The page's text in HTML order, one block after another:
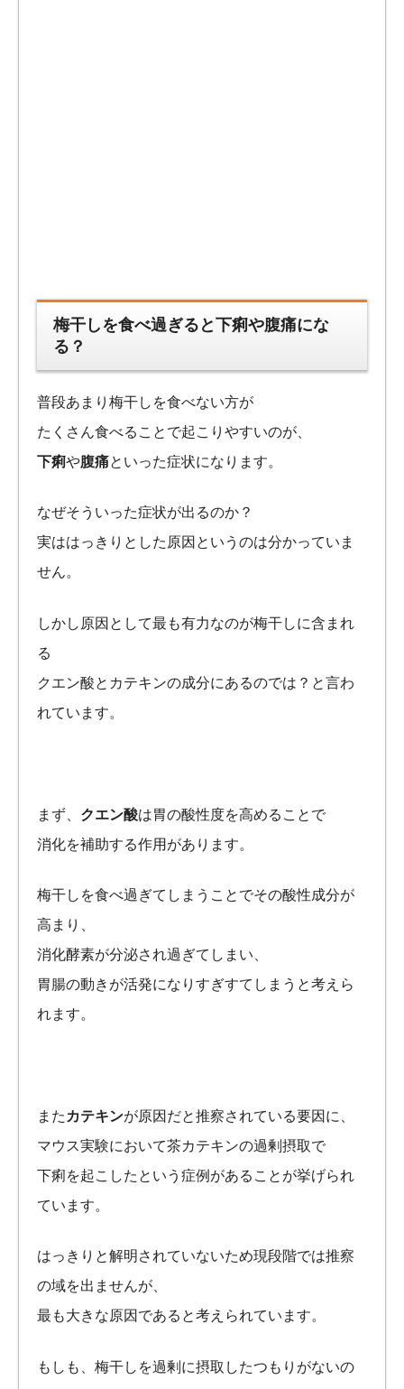
梅干しを食べ過ぎると下痢や腹痛にな
る？
普段あまり梅干しを食べない方が
たくさん食べることで起こりやすいのが、
下痢や腹痛といった症状になります。
なぜそういった症状が出るのか？
実ははっきりとした原因というのは分かっていま
せん。
しかし原因として最も有力なのが梅干しに含まれ
る
クエン酸とカテキンの成分にあるのでは？と言わ
れています。
まず、 クエン酸は胃の酸性度を高めることで
消化を補助する作用があります。
梅干しを食べ過ぎてしまうことでその酸性成分が
高まり、
消化酵素が分泌され過ぎてしまい、
胃腸の動きが活発になりすぎすてしまうと考えら
れます。
また カテキンが原因だと推察されている要因に、
マウス実験において茶カテキンの過剰摂取で
下痢を起こしたという症例があることが挙げられ
ています。
はっきりと解明されていないため現段階では推察
の域を出ませんが、
最も大きな原因であると考えられています。
もしも、梅干しを過剰に摂取したつもりがないの